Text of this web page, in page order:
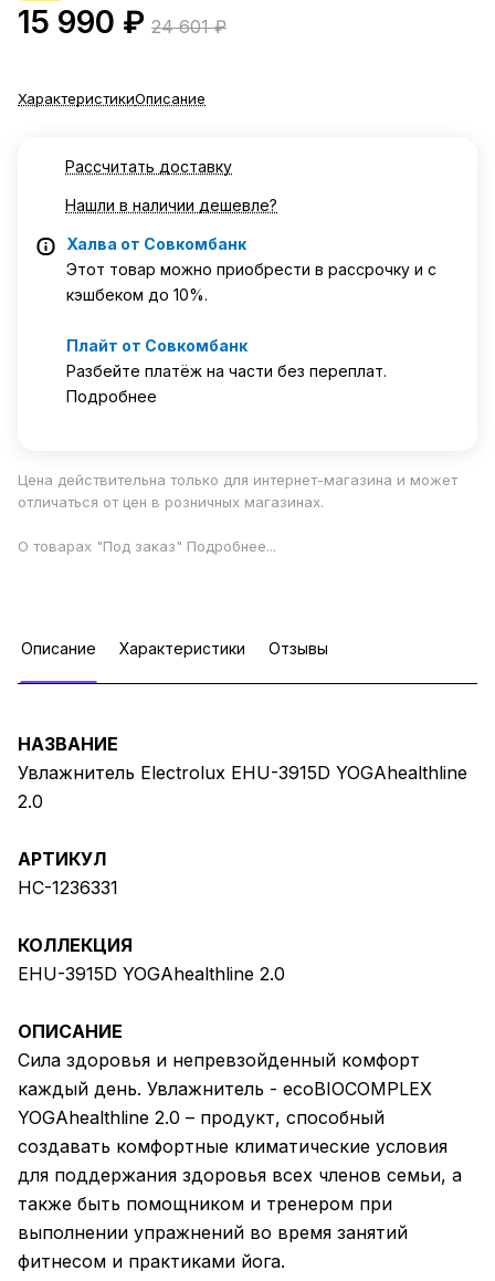
15 990 ₽ 24 601 ₽
ХарактеристикиОписание
Рассчитать доставку
Нашли в наличии дешевле?
Халва от Совкомбанк
Этот товар можно приобрести в рассрочку и с
кэшбеком до 10%.
Плайт от Совкомбанк
Разбейте платёж на части без переплат.
Подробнее
Цена действительна только для интернет-магазина и может
отличаться от цен в розничных магазинах.
О товарах "Под заказ" Подробнее...
Описание Характеристики Отзывы
НАЗВАНИЕ
Увлажнитель Electrolux EHU-3915D YOGAhealthline
2.0
АРТИКУЛ
НС-1236331
КОЛЛЕКЦИЯ
EHU-3915D YOGAhealthline 2.0
ОПИСАНИЕ
Сила здоровья и непревзойденный комфорт
каждый день. Увлажнитель - ecoBIOCOMPLEX
YOGAhealthline 2.0 – продукт, способный
создавать комфортные климатические условия
для поддержания здоровья всех членов семьи, а
также быть помощником и тренером при
выполнении упражнений во время занятий
фитнесом и практиками йога.